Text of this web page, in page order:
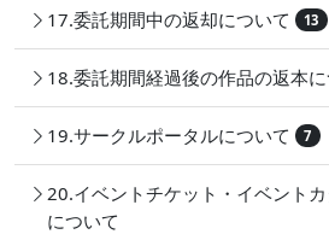
17.委託期間中の返却について 13
18.委託期間経過後の作品の返本
19.サークルポータルについて 7
20.イベントチケット・イベント
について